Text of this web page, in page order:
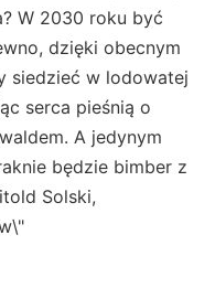
W 2030 roku być
dzięki obecnym
siedzieć w lodowatej
serca pieśnią o
A jedynym
będzie bimber z
Solski,